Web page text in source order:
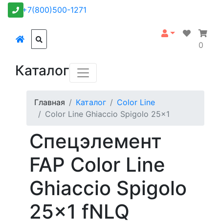
+7(800)500-1271
0
Каталог
Главная Каталог
Color Line
Color Line Ghiaccio Spigolo 25x1
Спецэлемент
FAP Color Line
Ghiaccio Spigolo
25x1 fNLQ